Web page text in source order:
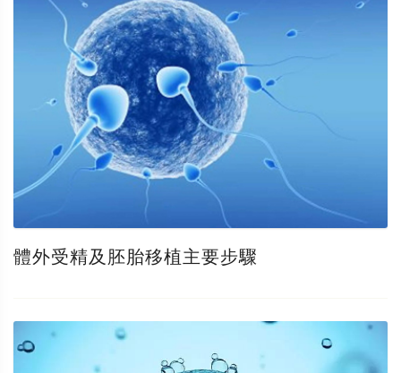
體外受精及胚胎移植主要步驟